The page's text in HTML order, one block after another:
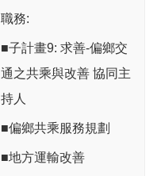
職務:
■子計畫9: 求善-偏鄉交
通之共乘與改善 協同主
持人
■偏鄉共乘服務規劃
■地方運輸改善